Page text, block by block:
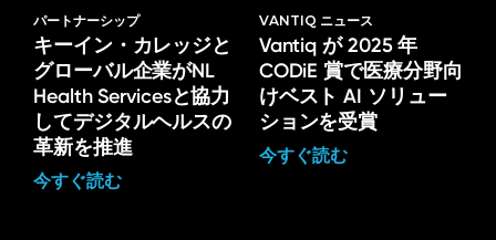
パートナーシップ
キーイン・カレッジと
グローバル企業がNL
Health Servicesと協力
してデジタルヘルスの
革新を推進
今すぐ読む
VANTIQ ニュース
Vantiq が 2025 年
CODiE 賞で医療分野向
けベスト AI ソリュー
ションを受賞
今すぐ読む